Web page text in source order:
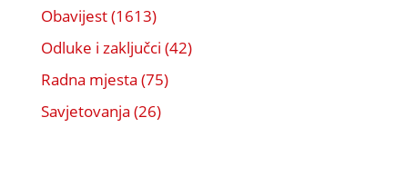
Obavijest (1613)
Odluke i zaključci (42)
Radna mjesta (75)
Savjetovanja (26)